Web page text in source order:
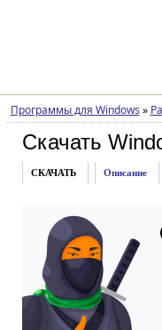
Программы для Windows »
Скачать
СКАЧАТЬ Описание